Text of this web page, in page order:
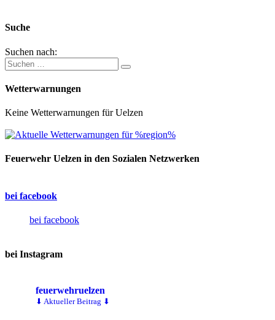
Suche
Suchen nach:
Wetterwarnungen
Keine Wetterwarnungen für Uelzen
Feuerwehr Uelzen in den Sozialen Netzwerken
bei facebook
bei facebook
bei Instagram
feuerwehruelzen
⬇ Aktueller Beitrag ⬇